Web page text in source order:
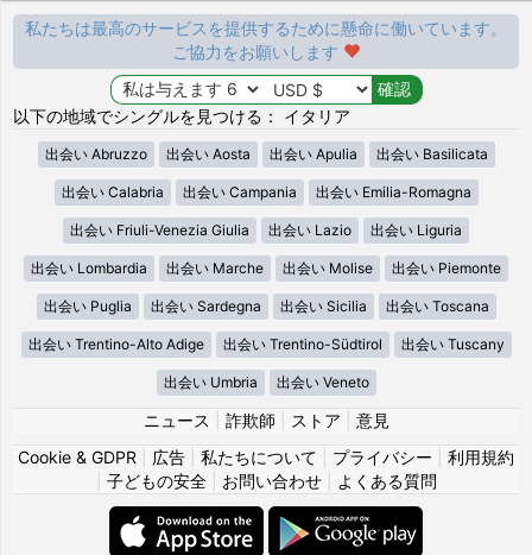
私たちは最高のサービスを提供するために懸命に働いています。
ご協力をお願いします
以下の地域でシングルを見つける： イタリア
出会い Abruzzo 出会い Aosta 出会い Apulia 出会い Basilicata
出会い Calabria 出会い Campania 出会い Emilia-Romagna
出会い Friuli-Venezia Giulia 出会い Lazio 出会い Liguria
出会い Lombardia 出会い Marche 出会い Molise 出会い Piemonte
出会い Puglia 出会い Sardegna 出会い Sicilia 出会い Toscana
出会い Trentino-Alto Adige 出会い Trentino-Südtirol 出会い Tuscany
出会い Umbria 出会い Veneto
ニュース 詐欺師 ストア
意見
Cookie & GDPR
広告 私たちについて プライバシー
利用規約
子どもの安全| お問い合わせ| よくある質問